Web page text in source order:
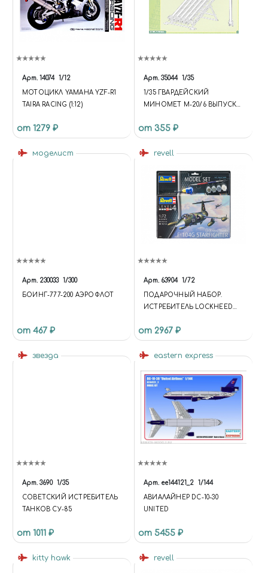
Арт. 14074 1/12
МОТОЦИКЛ YAMAHA YZF-R1
TAIRA RACING (1:12)
от 1279 ₽
Арт. 35044 1/35
1/35 ГВАРДЕЙСКИЙ
МИНОМЕТ М-20/6 ВЫПУСКА
от 355 ₽
моделист
Арт. 230033 1/300
БОИНГ-777-200 АЭРОФЛОТ
от 467 ₽
revell
Арт. 63904 1/72
ПОДАРОЧНЫЙ НАБОР.
ИСТРЕБИТЕЛЬ LOCKHEED
(1:72)
от 2967 ₽
звезда
Арт. 3690 1/35
СОВЕТСКИЙ ИСТРЕБИТЕЛЬ
ТАНКОВ СУ-85
от 1011 ₽
eastern express
Арт. ее144121_2 1/144
АВИАЛАЙНЕР DC-10-30
UNITED
от 5455 ₽
kitty hawk revell